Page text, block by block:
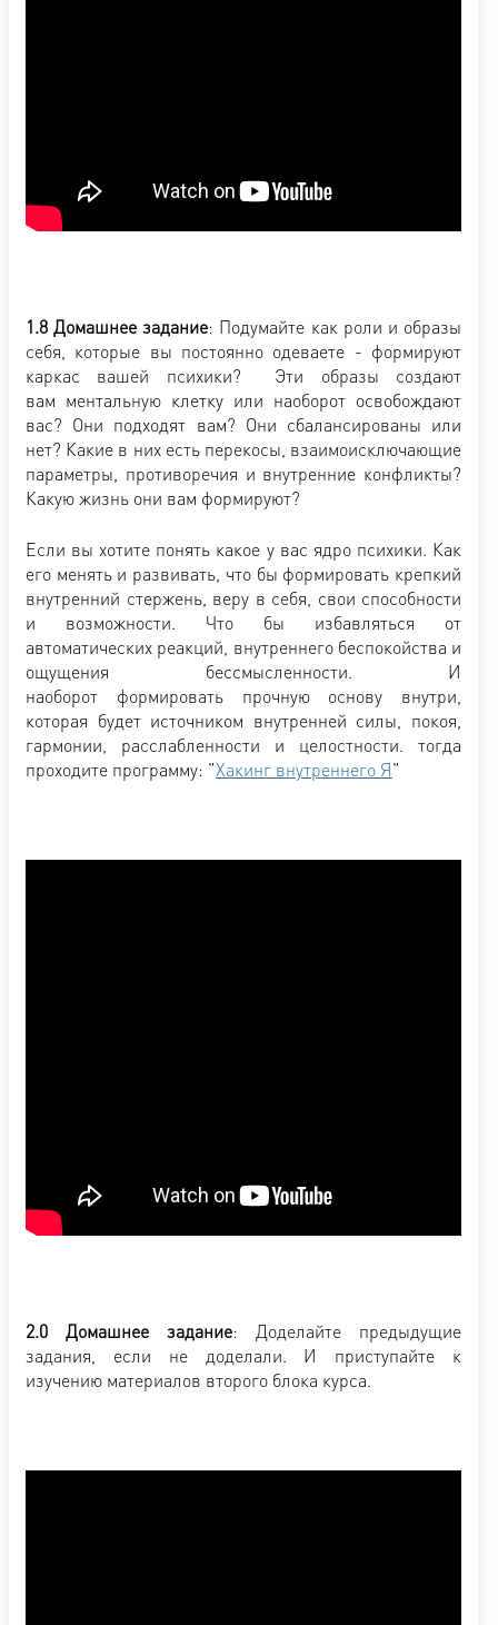
1.8 Домашнее задание: Подумайте как роли и образы
себя, которые вы постоянно одеваете - формируют
каркас вашей психики? Эти образы создают
вам ментальную клетку или наоборот освобождают
вас? Они подходят вам? Они сбалансированы или
нет? Какие в них есть перекосы, взаимоисключающие
параметры, противоречия и внутренние конфликты?
Какую жизнь они вам формируют?
Если вы хотите понять какое у вас ядро психики. Как
его менять и развивать, что бы формировать крепкий
внутренний стержень, веру в себя, свои способности
и возможности. Что бы избавляться от
автоматических реакций, внутреннего беспокойства и
ощущения бессмысленности. И
наоборот формировать прочную основу внутри,
которая будет источником внутренней силы, покоя,
гармонии, расслабленности и целостности. тогда
проходите программу: "Хакинг внутреннего Я"
2.0 Домашнее задание: Доделайте предыдущие
задания, если не доделали. И приступайте к
изучению материалов второго блока курса.